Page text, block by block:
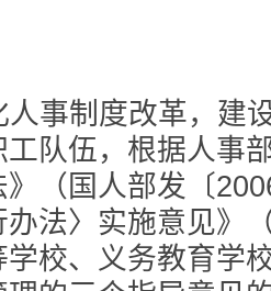
人事制度改革，建
队伍，根据人事
（国人部发〔
法〉实施意见》
学校、义务教育学